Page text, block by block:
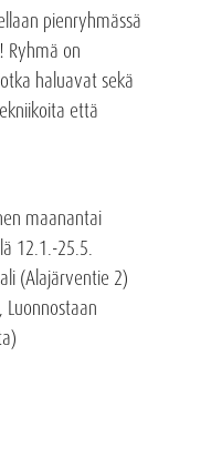
pienryhmässä
Ryhmä on
haluavat sekä
että
maanantai
12.1.-25.5.
(Alajärventie 2)
Luonnostaan